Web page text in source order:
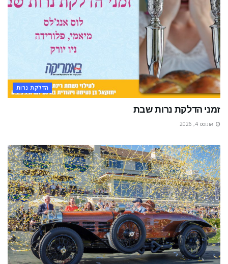
הדלקת נרות
זמני הדלקת נרות שבת
אוגוסט 4, 2026